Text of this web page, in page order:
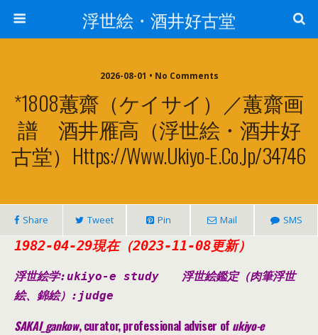
浮世絵・酒井好古堂
2026-08-01 • No Comments
*1808蕙齋（ケイサイ）／蕙齋画
譜 酒井雁高（浮世絵・酒井好
古堂）https://www.ukiyo-E.co.jp/34746
Share Tweet Pin Mail SMS
1982-04-29現在（2023-11-08更新）
浮世絵学:ukiyo-e study 浮世絵鑑定（肉筆浮世
絵、錦絵） :judge
SAKAI_gankow, curator, professional adviser of ukiyo-e